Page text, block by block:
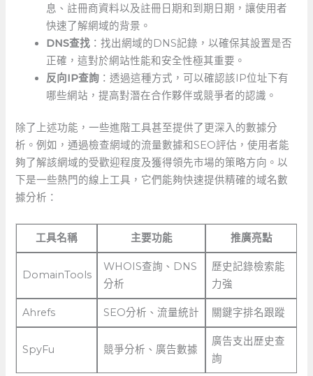
息、註冊商資料以及註冊日期和到期日期，讓使用者
快速了解網域的背景。
DNS查找 ：找出網域的DNS記錄，以確保其設置是否
正確，這對於網站性能和安全性極其重要。
反向IP查詢 ：透過這種方式，可以確認該IP位址下有
哪些網站，提高對潛在合作夥伴或競爭者的認識。
除了上述功能，一些進階工具甚至提供了更深入的數據分
析。例如，通過檢查網域的流量數據和SEO評估，使用者能
夠了解該網域的受歡迎程度及獲得領先市場的策略方向。以
下是一些熱門的線上工具，它們能夠快速提供精確的域名數
據分析：
工具名稱 主要功能 推廣亮點
DomainTools
WHOIS查詢、DNS
分析
歷史記錄檢索能
力強
Ahrefs SEO分析、流量統計 關鍵字排名跟蹤
SpyFu 競爭分析、廣告數據
廣告支出歷史查
詢